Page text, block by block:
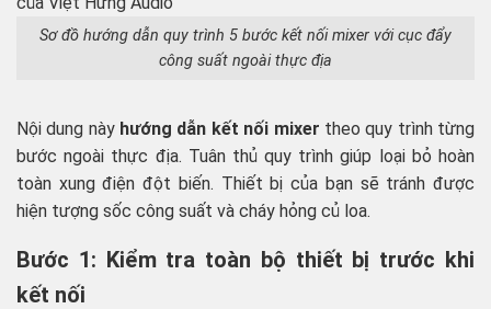
Sơ đồ hướng dẫn quy trình 5 bước kết nối mixer với cục đẩy
công suất ngoài thực địa
Nội dung này hướng dẫn kết nối mixer theo quy trình từng
bước ngoài thực địa. Tuân thủ quy trình giúp loại bỏ hoàn
toàn xung điện đột biến. Thiết bị của bạn sẽ tránh được
hiện tượng sốc công suất và cháy hỏng củ loa.
Bước 1: Kiểm tra toàn bộ thiết bị trước khi
kết nối